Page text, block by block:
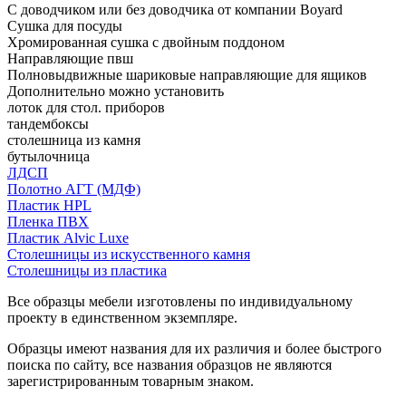
С доводчиком или без доводчика от компании Boyard
Сушка для посуды
Хромированная сушка с двойным поддоном
Направляющие пвш
Полновыдвижные шариковые направляющие для ящиков
Дополнительно можно установить
лоток для стол. приборов
тандембоксы
столешница из камня
бутылочница
ЛДСП
Полотно АГТ (МДФ)
Пластик HPL
Пленка ПВХ
Пластик Alvic Luxe
Столешницы из искусственного камня
Столешницы из пластика
Все образцы мебели изготовлены по индивидуальному
проекту в единственном экземпляре.
Образцы имеют названия для их различия и более быстрого
поиска по сайту, все названия образцов не являются
зарегистрированным товарным знаком.